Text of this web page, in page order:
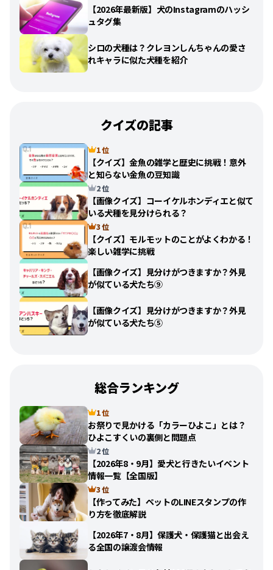
【2026年最新版】犬のInstagramのハッシ
ュタグ集
シロの犬種は？クレヨンしんちゃんの愛さ
れキャラに似た犬種を紹介
クイズの記事
1 位
【クイズ】金魚の雑学と歴史に挑戦！意外
と知らない金魚の豆知識
2 位
【画像クイズ】コーイケルホンディエと似て
いる犬種を見分けられる？
3 位
【クイズ】モルモットのことがよくわかる！
楽しい雑学に挑戦
【画像クイズ】見分けがつきますか？外見
が似ている犬たち⑨
【画像クイズ】見分けがつきますか？外見
が似ている犬たち⑤
総合ランキング
1 位
お祭りで見かける「カラーひよこ」とは？
ひよこすくいの裏側と問題点
2 位
【2026年8・9月】愛犬と行きたいイベント
情報一覧【全国版】
3 位
【作ってみた】ペットのLINEスタンプの作
り方を徹底解説
【2026年7・8月】保護犬・保護猫と出会え
る全国の譲渡会情報